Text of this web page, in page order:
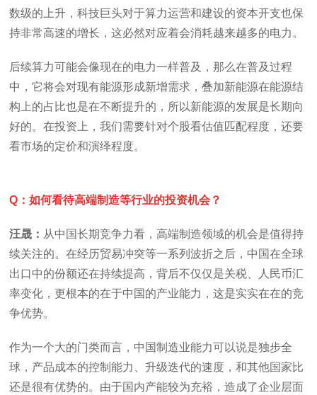
数级的上升，科技巨头对于算力运营和建设的资本开支也保
持非常高速的增长，这必然对应着会消耗越来越多的电力。
后续算力可能会像现在的电力一样普及，那么在普及过程
中，它将会对现有能源形成新增需求，叠加新能源在能源结
构上的占比也是在不断提升的，所以新能源的发展是长期向
好的。在投资上，我们需要针对个股看估值匹配程度，还要
看市场的定价和演绎程度。
Q：如何看待高端制造等行业的投资机会？
汪晟： 从中国长期竞争力看，高端制造领域的机会是值得持
续关注的。在经历贸易冲突等一系列波折之后，中国在全球
出口中的份额还在持续提高，背后不仅仅是关税、人民币汇
率变化，更根本的在于中国的产业能力，这是实实在在的竞
争优势。
作为一个大的门类而言，中国制造业能力可以说是独步全
球，产品成本的控制能力、升级迭代的速度，和其他国家比
还是很有优势的。由于国内产能较为充裕，造成了企业层面